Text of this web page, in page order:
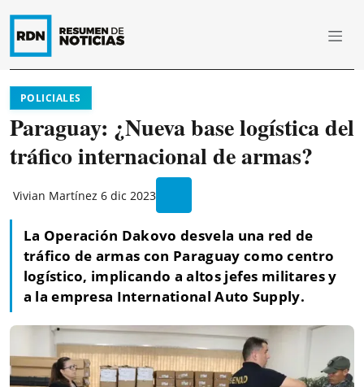
POLICIALES
Paraguay: ¿Nueva base logística del
tráfico internacional de armas?
Vivian Martínez 6 dic 2023
La Operación Dakovo desvela una red de
tráfico de armas con Paraguay como centro
logístico, implicando a altos jefes militares y
a la empresa International Auto Supply.